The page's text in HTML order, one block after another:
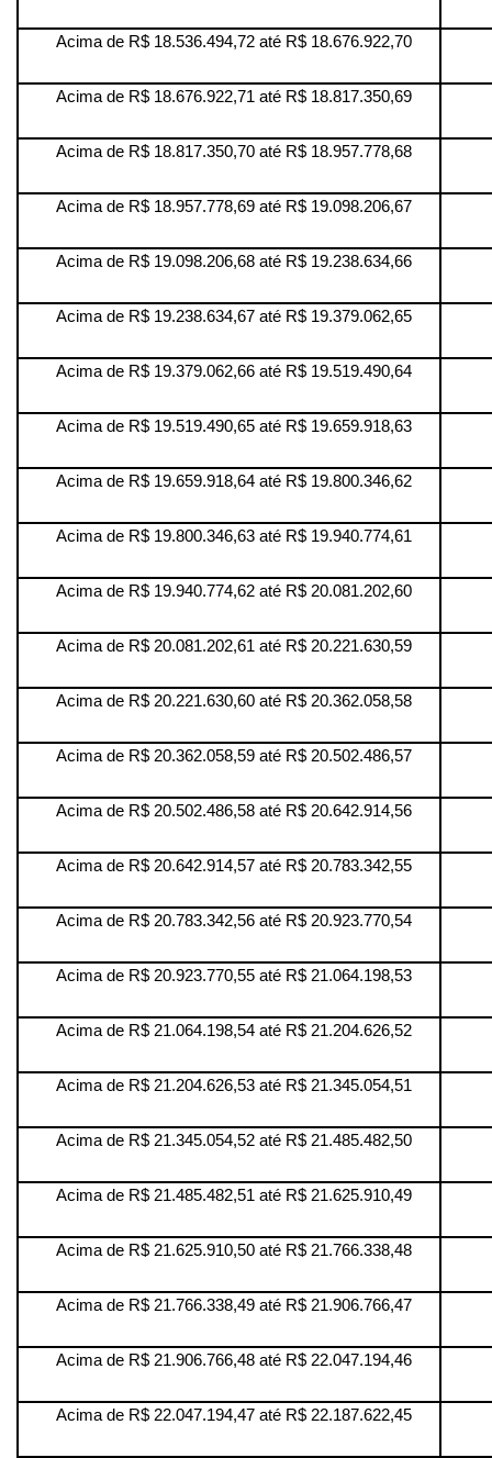
Acima de R$ 18.536.494,72 até R$ 18.676.922,70
Acima de R$ 18.676.922,71 até R$ 18.817.350,69
Acima de R$ 18.817.350,70 até R$ 18.957.778,68
Acima de R$ 18.957.778,69 até R$ 19.098.206,67
Acima de R$ 19.098.206,68 até R$ 19.238.634,66
Acima de R$ 19.238.634,67 até R$ 19.379.062,65
Acima de R$ 19.379.062,66 até R$ 19.519.490,64
Acima de R$ 19.519.490,65 até R$ 19.659.918,63
Acima de R$ 19.659.918,64 até R$ 19.800.346,62
Acima de R$ 19.800.346,63 até R$ 19.940.774,61
Acima de R$ 19.940.774,62 até R$ 20.081.202,60
Acima de R$ 20.081.202,61 até R$ 20.221.630,59
Acima de R$ 20.221.630,60 até R$ 20.362.058,58
Acima de R$ 20.362.058,59 até R$ 20.502.486,57
Acima de R$ 20.502.486,58 até R$ 20.642.914,56
Acima de R$ 20.642.914,57 até R$ 20.783.342,55
Acima de R$ 20.783.342,56 até R$ 20.923.770,54
Acima de R$ 20.923.770,55 até R$ 21.064.198,53
Acima de R$ 21.064.198,54 até R$ 21.204.626,52
Acima de R$ 21.204.626,53 até R$ 21.345.054,51
Acima de R$ 21.345.054,52 até R$ 21.485.482,50
Acima de R$ 21.485.482,51 até R$ 21.625.910,49
Acima de R$ 21.625.910,50 até R$ 21.766.338,48
Acima de R$ 21.766.338,49 até R$ 21.906.766,47
Acima de R$ 21.906.766,48 até R$ 22.047.194,46
Acima de R$ 22.047.194,47 até R$ 22.187.622,45